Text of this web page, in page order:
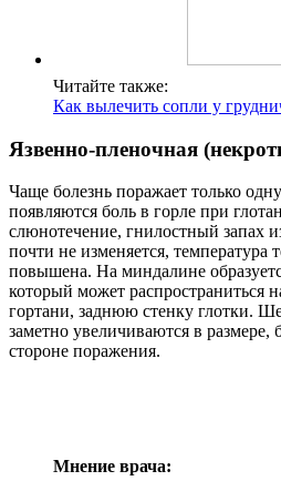
Читайте также:
Как вылечить сопли у
Язвенно-пленочная
Чаще болезнь поражает только
появляются боль в горле при
слюнотечение, гнилостный запах
почти не изменяется, температура
повышена. На миндалине
который может распространиться
гортани, заднюю стенку глотки.
заметно увеличиваются в размере,
стороне поражения.
Мнение врача: